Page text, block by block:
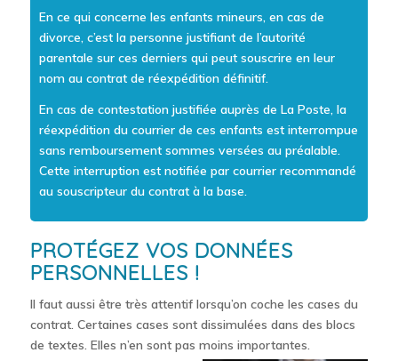
En ce qui concerne les enfants mineurs, en cas de
divorce, c’est la personne justifiant de l’autorité
parentale sur ces derniers qui peut souscrire en leur
nom au contrat de réexpédition définitif.
En cas de contestation justifiée auprès de La Poste, la
réexpédition du courrier de ces enfants est interrompue
sans remboursement sommes versées au préalable.
Cette interruption est notifiée par courrier recommandé
au souscripteur du contrat à la base.
PROTÉGEZ VOS DONNÉES
PERSONNELLES !
Il faut aussi être très attentif lorsqu’on coche les cases du
contrat. Certaines cases sont dissimulées dans des blocs
de textes. Elles n’en sont pas moins importantes.